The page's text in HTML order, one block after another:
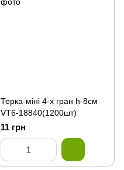
Терка-міні 4-х гран h-8cм
VT6-18840(1200шт)
11 грн